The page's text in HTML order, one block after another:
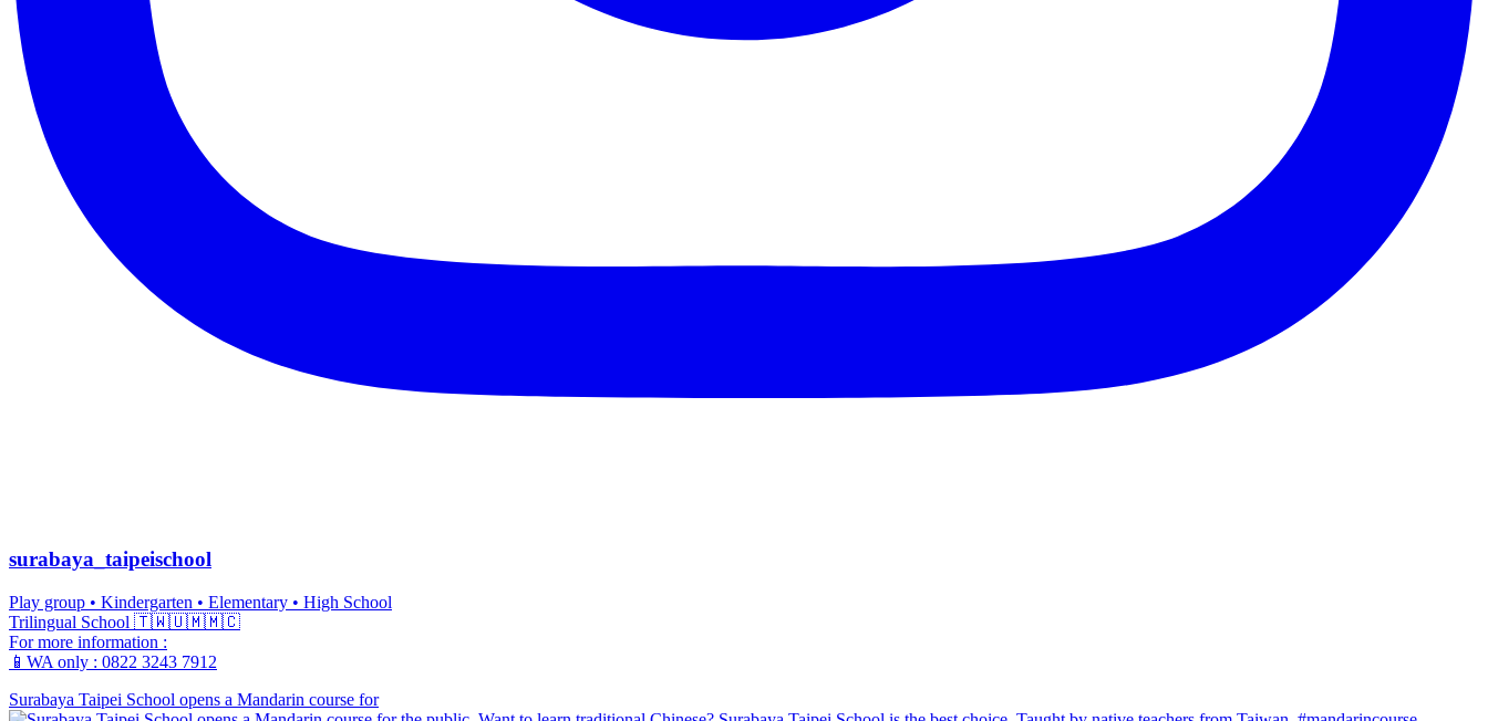
surabaya_taipeischool
Play group • Kindergarten • Elementary • High School
Trilingual School 🇹🇼🇺🇲🇲🇨
For more information :
📱WA only : 0822 3243 7912
Surabaya Taipei School opens a Mandarin course for